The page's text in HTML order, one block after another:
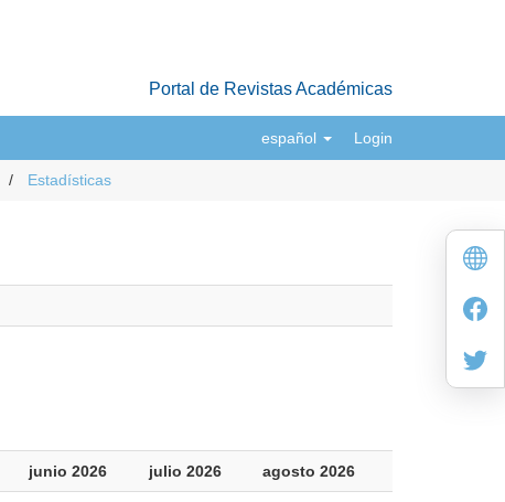
Portal de Revistas Académicas
español Login
Estadísticas
junio 2026 julio 2026 agosto 2026